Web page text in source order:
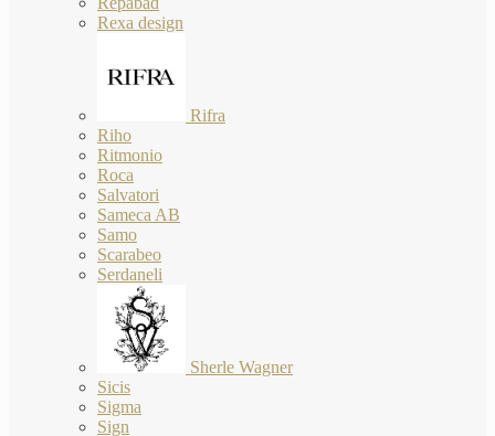
Rexa design
Rifra
Riho
Ritmonio
Roca
Salvatori
Sameca AB
Samo
Scarabeo
Serdaneli
Sherle Wagner
Sicis
Sigma
Sign